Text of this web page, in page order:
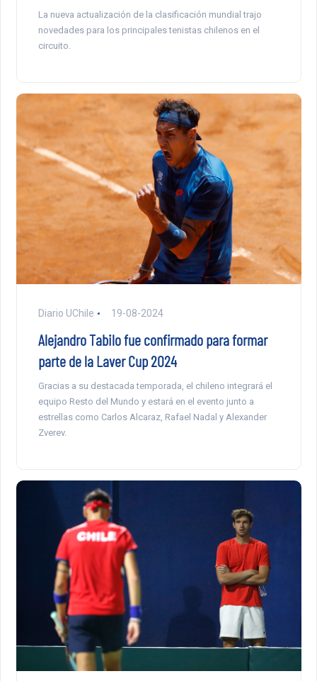
La nueva actualización de la clasificación mundial trajo
novedades para los principales tenistas chilenos en el
circuito.
Diario UChile 19-08-2024
Alejandro Tabilo fue confirmado para formar
parte de la Laver Cup 2024
Gracias a su destacada temporada, el chileno integrará el
equipo Resto del Mundo y estará en el evento junto a
estrellas como Carlos Alcaraz, Rafael Nadal y Alexander
Zverev.